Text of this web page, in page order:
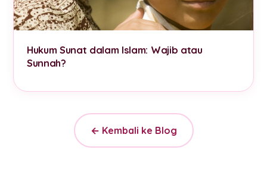
Hukum Sunat dalam Islam: Wajib atau
Sunnah?
← Kembali ke Blog